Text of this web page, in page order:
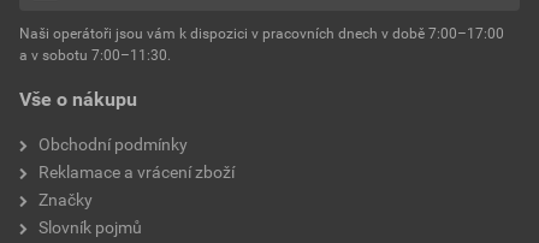
Vše o nákupu
Obchodní podmínky
Reklamace a vrácení zboží
Značky
Slovník pojmů
Naši operátoři jsou vám k dispozici v pracovních dnech v době 7:00–17:00
a v sobotu 7:00–11:30.